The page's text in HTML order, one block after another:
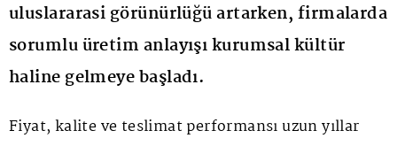
uluslararasi görünürlüğü artarken, firmalarda
sorumlu üretim anlayışı kurumsal kültür
haline gelmeye başladı.
Fiyat, kalite ve teslimat performansı uzun yıllar